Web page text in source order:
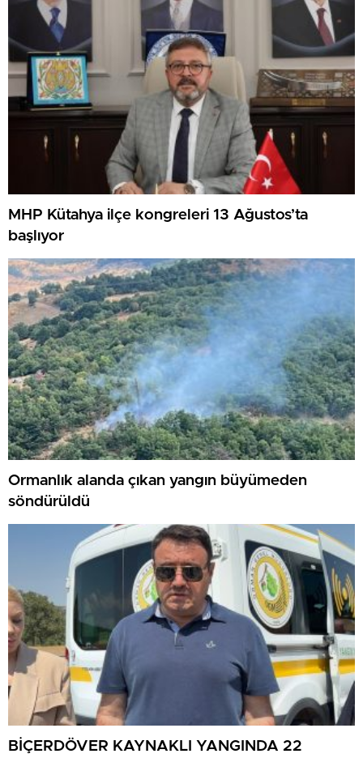
MHP Kütahya ilçe kongreleri 13 Ağustos’ta
başlıyor
Ormanlık alanda çıkan yangın büyümeden
söndürüldü
BİÇERDÖVER KAYNAKLI YANGINDA 22